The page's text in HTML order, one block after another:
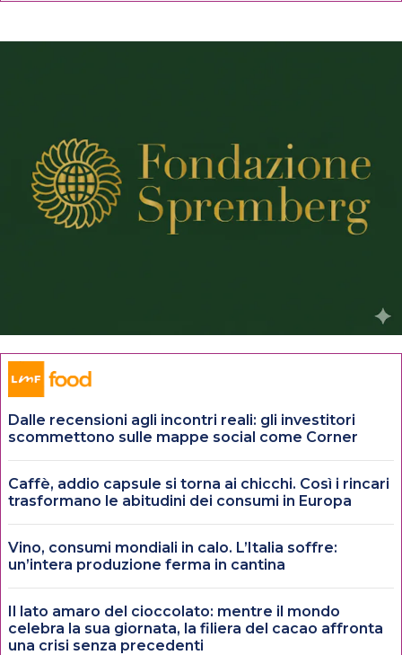
Dalle recensioni agli incontri reali: gli investitori
scommettono sulle mappe social come Corner
Caffè, addio capsule si torna ai chicchi. Così i rincari
trasformano le abitudini dei consumi in Europa
Vino, consumi mondiali in calo. L’Italia soffre:
un’intera produzione ferma in cantina
Il lato amaro del cioccolato: mentre il mondo
celebra la sua giornata, la filiera del cacao affronta
una crisi senza precedenti